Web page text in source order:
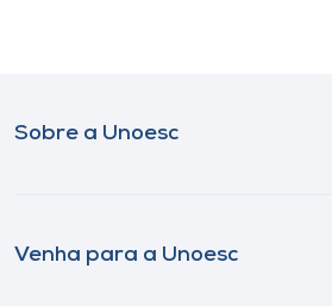
Sobre a Unoesc
Venha para a Unoesc